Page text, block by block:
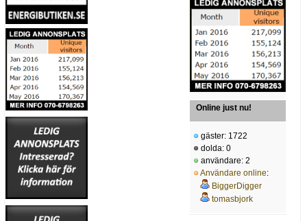
Online just nu!
gäster: 1722
dolda: 0
användare: 2
Användare online:
BiggerDigger
tomasbjork